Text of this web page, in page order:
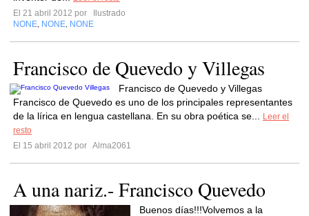
El 21 abril 2012 por
Ilustrado
NONE NONE NONE
Francisco de Quevedo y Villegas
Francisco de Quevedo y Villegas
Francisco de Quevedo es uno de los principales representantes
de la lírica en lengua castellana. En su obra poética se...
Leer el
resto
El 15 abril 2012 por Alma2061
A una nariz.- Francisco Quevedo
Buenos días!!!Volvemos a la